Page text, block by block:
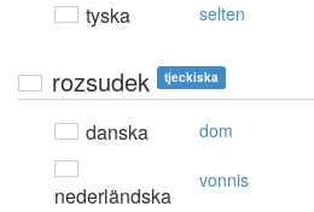
tyska selten
rozsudek tjeckiska
danska dom
nederländska
vonnis